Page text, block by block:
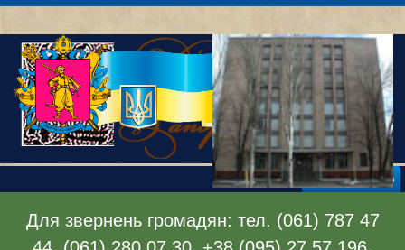
Відкрити меню
Для звернень громадян: тел. (061) 787 47